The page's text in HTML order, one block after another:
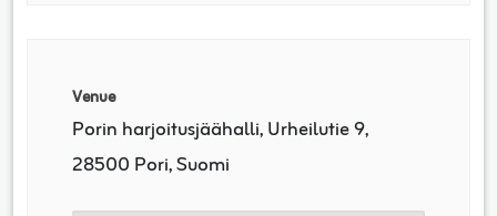
Venue
Porin harjoitusjäähalli, Urheilutie 9,
28500 Pori, Suomi